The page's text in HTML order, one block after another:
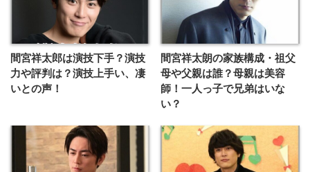
間宮祥太郎は演技下手？演技
力や評判は？演技上手い、凄
いとの声！
間宮祥太朗の家族構成・祖父
母や父親は誰？母親は美容
師！一人っ子で兄弟はいな
い？